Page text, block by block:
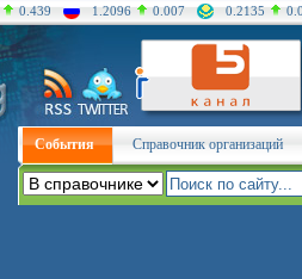
0.439 1.2096 0.007 0.2135
События Справочник организаций